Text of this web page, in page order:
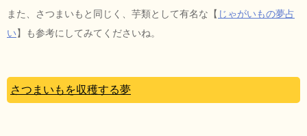
また、さつまいもと同じく、芋類として有名な【 じゃがいもの夢占
い】も参考にしてみてくださいね。
さつまいもを収穫する夢